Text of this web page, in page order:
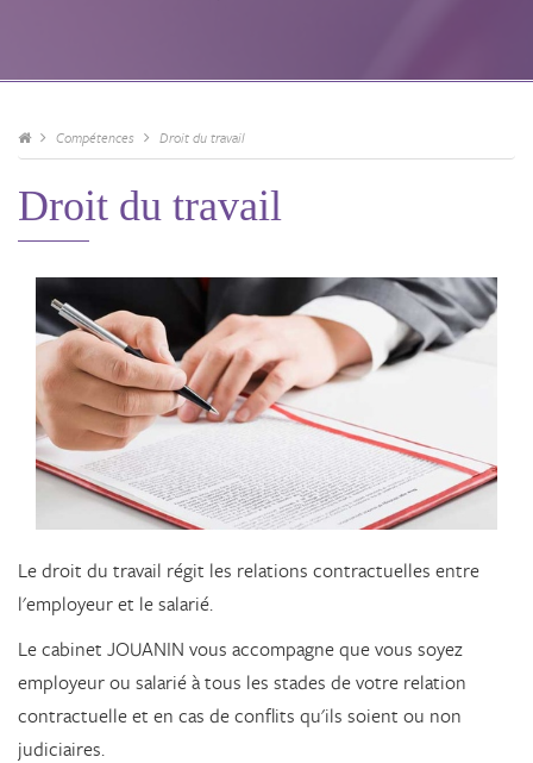
Compétences Droit du travail
Droit du travail
Le droit du travail régit les relations contractuelles entre
l'employeur et le salarié.
Le cabinet JOUANIN vous accompagne que vous soyez
employeur ou salarié à tous les stades de votre relation
contractuelle et en cas de conflits qu'ils soient ou non
judiciaires.